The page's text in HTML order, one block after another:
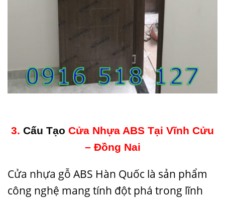
3. Cấu Tạo Cửa Nhựa ABS Tại Vĩnh Cửu
– Đồng Nai
Cửa nhựa gỗ ABS Hàn Quốc là sản phẩm
công nghệ mang tính đột phá trong lĩnh